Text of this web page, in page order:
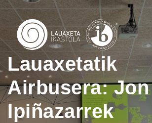
Lauaxetatik
Airbusera: Jon
Ipiñazarrek